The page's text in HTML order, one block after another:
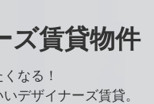
ズ賃貸物件
なる！
デザイナーズ賃貸。